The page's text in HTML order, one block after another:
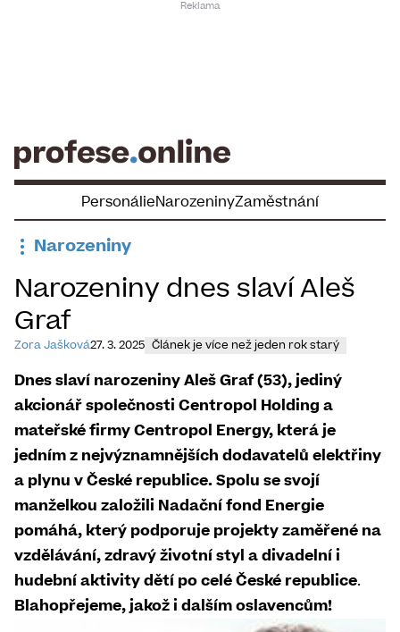
PersonálieNarozeninyZaměstnání
Narozeniny
Narozeniny dnes slaví Aleš
Graf
Zora Jašková27. 3. 2025 Článek je více než jeden rok starý
Dnes slaví narozeniny Aleš Graf (53), jediný
akcionář společnosti Centropol Holding a
mateřské firmy Centropol Energy, která je
jedním z nejvýznamnějších dodavatelů elektřiny
a plynu v České republice. Spolu se svojí
manželkou založili Nadační fond Energie
pomáhá, který podporuje projekty zaměřené na
vzdělávání, zdravý životní styl a divadelní i
hudební aktivity dětí po celé České republice.
Blahopřejeme, jakož i dalším oslavencům!